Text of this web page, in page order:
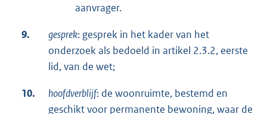
aanvrager.
9. gesprek: gesprek in het kader van het
onderzoek als bedoeld in artikel 2.3.2, eerste
lid, van de wet;
10. hoofdverblijf: de woonruimte, bestemd en
geschikt voor permanente bewoning, waar de